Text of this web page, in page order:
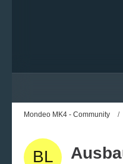
Mondeo MK4 - Community